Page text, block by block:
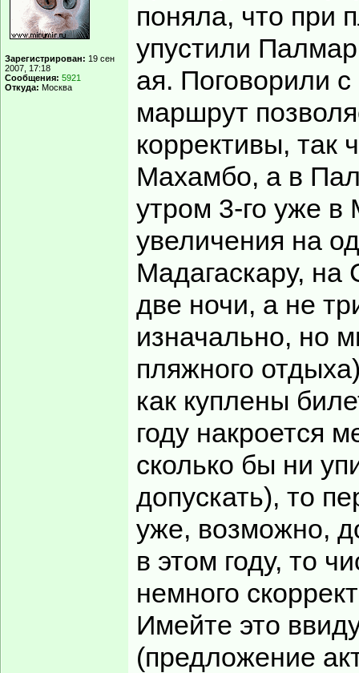
Зарегистрирован: 19 сен
2007, 17:18
Сообщения: 5921
Откуда: Москва
поняла, что при
упустили
ая. Поговорили
маршрут
коррективы, так
Махамбо, а в
утром 3-го уже в
увеличения на
Мадагаскару, на
две ночи, а не
изначально, но
пляжного
как куплены
году накроется
сколько бы ни
допускать), то
уже, возможно,
в этом году, то
немного
Имейте это
(предложение